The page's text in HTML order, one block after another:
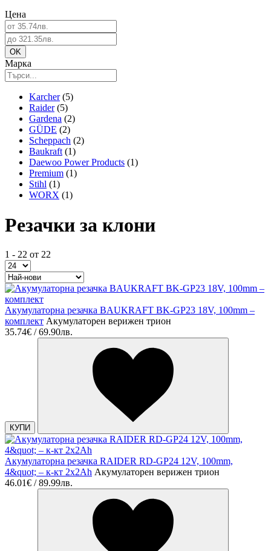
Цена
Марка
Karcher (5)
Raider (5)
Gardena (2)
GÜDE (2)
Scheppach (2)
Baukraft (1)
Daewoo Power Products (1)
Premium (1)
Stihl (1)
WORX (1)
Резачки за клони
1 - 22 от 22
Акумулаторна резачка BAUKRAFT BK-GP23 18V, 100mm –
комплект Акумулаторен верижен трион
35.74€ / 69.90лв.
КУПИ
Акумулаторна резачка RAIDER RD-GP24 12V, 100mm,
4&quot; – к-кт 2x2Ah Акумулаторен верижен трион
46.01€ / 89.99лв.